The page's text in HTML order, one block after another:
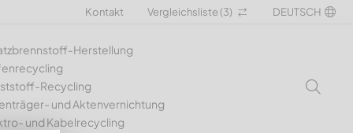
Kontakt Vergleichsliste (3) DEUTSCH
Herstellung
Recycling
und Aktenvernichtung
und Kabelrecycling